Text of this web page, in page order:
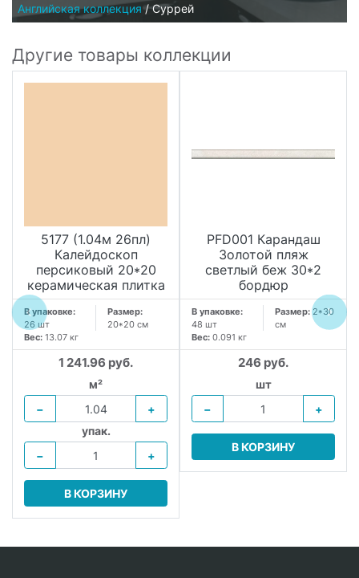
Английская коллекция / Суррей
Другие товары коллекции
5177 (1.04м 26пл)
Калейдоскоп
персиковый 20*20
керамическая плитка
В упаковке:
26 шт
Размер:
20*20 см
Вес: 13.07 кг
1 241.96 руб.
м²
−
+
упак.
−
+
В КОРЗИНУ
PFD001 Карандаш
Золотой пляж
светлый беж 30*2
бордюр
В упаковке:
48 шт
Размер:2*30
см
Вес: 0.091 кг
246 руб.
шт
−
+
В КОРЗИНУ